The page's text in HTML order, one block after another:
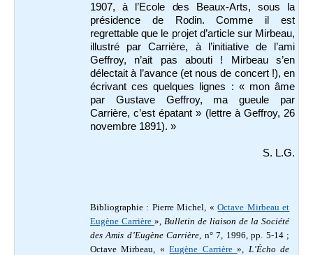
1907, à l’Ecole des Beaux-Arts, sous la
présidence de Rodin. Comme il est
regrettable que le projet d’article sur Mirbeau,
illustré par Carrière, à l’initiative de l’ami
Geffroy, n’ait pas abouti ! Mirbeau s’en
délectait à l’avance (et nous de concert !), en
écrivant ces quelques lignes : « mon âme
par Gustave Geffroy, ma gueule par
Carrière, c’est épatant » (lettre à Geffroy, 26
novembre 1891). »
S. L.G.
Bibliographie : Pierre Michel, «Octave Mirbeau et
Eugène Carrière», Bulletin de liaison de la Société
des Amis d’Eugène Carrière , n° 7, 1996, pp. 5-14 ;
Octave Mirbeau, «Eugène Carrière», L’Écho de